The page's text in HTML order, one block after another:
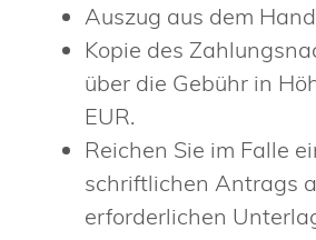
Auszug aus dem
Kopie des
über die Gebühr in
EUR.
Reichen Sie im Falle
schriftlichen Antrags
erforderlichen